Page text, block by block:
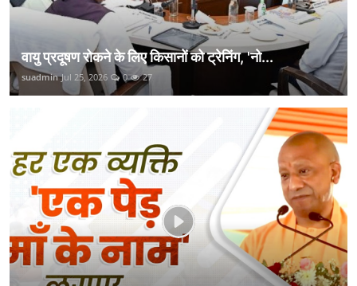
वायु प्रदूषण रोकने के लिए किसानों को ट्रेनिंग, 'नो...
suadmin Jul 25, 2026 0 27